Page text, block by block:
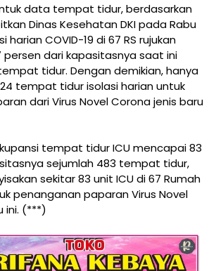
data tempat tidur, berdasarkan
Dinas Kesehatan DKI pada Rabu
harian COVID-19 di 67 RS rujukan
persen dari kapasitasnya saat ini
tidur. Dengan demikian, hanya
tempat tidur isolasi harian untuk
dari Virus Novel Corona jenis baru
tempat tidur ICU mencapai 83
sejumlah 483 tempat tidur,
sekitar 83 unit ICU di 67 Rumah
penanganan paparan Virus Novel
ini. (***)